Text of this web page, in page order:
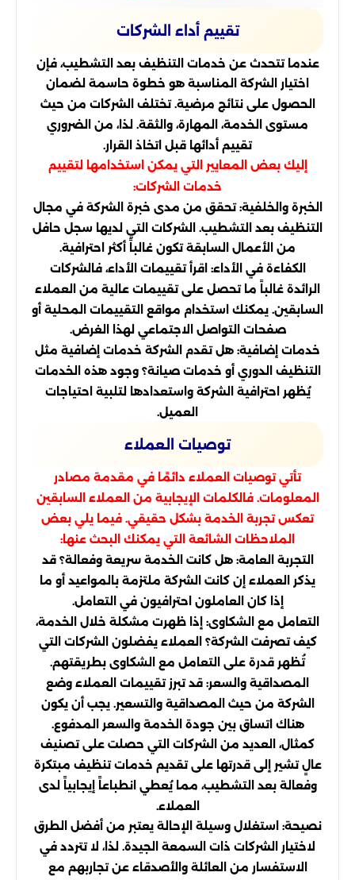
تقييم أداء الشركات
عندما تتحدث عن خدمات التنظيف بعد التشطيب، فإن
اختيار الشركة المناسبة هو خطوة حاسمة لضمان
الحصول على نتائج مرضية. تختلف الشركات من حيث
مستوى الخدمة، المهارة، والثقة. لذا، من الضروري
تقييم أدائها قبل اتخاذ القرار.
إليك بعض المعايير التي يمكن استخدامها لتقييم
خدمات الشركات:
الخبرة والخلفية: تحقق من مدى خبرة الشركة في مجال
التنظيف بعد التشطيب. الشركات التي لديها سجل حافل
من الأعمال السابقة تكون غالباً أكثر احترافية.
الكفاءة في الأداء: اقرأ تقييمات الأداء، فالشركات
الرائدة غالباً ما تحصل على تقييمات عالية من العملاء
السابقين. يمكنك استخدام مواقع التقييمات المحلية أو
صفحات التواصل الاجتماعي لهذا الغرض.
خدمات إضافية: هل تقدم الشركة خدمات إضافية مثل
التنظيف الدوري أو خدمات صيانة؟ وجود هذه الخدمات
يُظهر احترافية الشركة واستعدادها لتلبية احتياجات
العميل.
توصيات العملاء
تأتي توصيات العملاء دائمًا في مقدمة مصادر
المعلومات. فالكلمات الإيجابية من العملاء السابقين
تعكس تجربة الخدمة بشكل حقيقي. فيما يلي بعض
الملاحظات الشائعة التي يمكنك البحث عنها:
التجربة العامة: هل كانت الخدمة سريعة وفعالة؟ قد
يذكر العملاء إن كانت الشركة ملتزمة بالمواعيد أو ما
إذا كان العاملون احترافيون في التعامل.
التعامل مع الشكاوى: إذا ظهرت مشكلة خلال الخدمة،
كيف تصرفت الشركة؟ العملاء يفضلون الشركات التي
تُظهر قدرة على التعامل مع الشكاوى بطريقتهم.
المصداقية والسعر: قد تبرز تقييمات العملاء وضع
الشركة من حيث المصداقية والتسعير. يجب أن يكون
هناك اتساق بين جودة الخدمة والسعر المدفوع.
كمثال، العديد من الشركات التي حصلت على تصنيف
عالٍ تشير إلى قدرتها على تقديم خدمات تنظيف مبتكرة
وفعالة بعد التشطيب، مما يُعطي انطباعاً إيجابياً لدى
العملاء.
نصيحة: استغلال وسيلة الإحالة يعتبر من أفضل الطرق
لاختيار الشركات ذات السمعة الجيدة. لذا، لا تتردد في
الاستفسار من العائلة والأصدقاء عن تجاربهم مع